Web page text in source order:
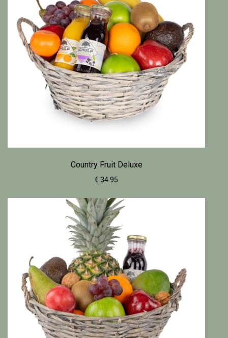
Country Fruit Deluxe
€ 34.95